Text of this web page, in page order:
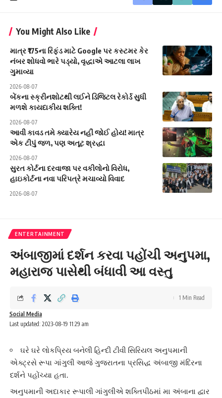
You Might Also Like
માત્ર ₹175ના રિફંડ માટે Google પર કસ્ટમર કેર
નંબર શોધવો ભારે પડ્યો, વૃદ્ધાએ આટલા લાખ
ગુમાવ્યા
2026-08-07
બેંકના સ્ક્રીનશોટથી લઈને ડિજિટલ રેકોર્ડ સુધી
મળશે કાયદાકીય શક્તિ!
2026-08-07
આવી કાવડ તમે ક્યારેય નહીં જોઈ હોય! માત્ર
એક ટીપું જળ, પણ અતૂટ શ્રદ્ધા
2026-08-07
સુરત કોર્ટના દરવાજા પર વકીલોનો વિરોધ,
હાઇકોર્ટના નવા પરિપત્રે મચાવ્યો વિવાદ
2026-08-07
ENTERTAINMENT
અંબાજીમાં દર્શન કરવા પહોંચી અનુપમા,
મહારાજ પાસેથી બંધાવી આ વસ્તુ
Last updated: 2023-08-19 11:29 am
Social Media
1 Min Read
ઘરે ઘરે લોકપ્રિય બનેલી હિન્દી ટીવી સિરિયલ અનુપમાની
એક્ટ્રસે રૂપા ગાંગુલી આજે ગુજરાતના પ્રસિદ્ધ અંબાજી મંદિરના
દર્શને પહોંચ્યા હતા.
અનુપમાની અદાકાર રૂપાલી ગાંગુલીએ શક્તિપીઠમાં મા અંબાના દ્વાર